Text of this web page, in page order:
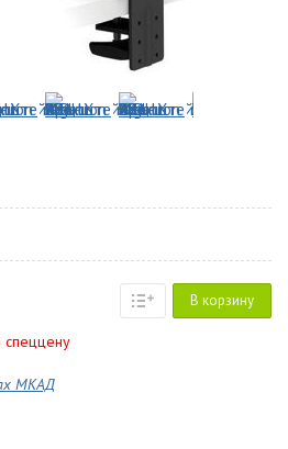
В корзину
спеццену
МКАД